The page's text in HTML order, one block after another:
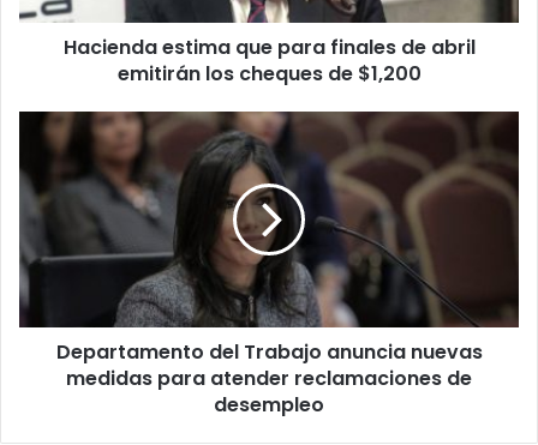
los
chequesHacienda estima que para finales de abril
emitirán los cheques de $1,200
Departamento
Trabajo
anuncia
medidas
para
atender
reclamaciones
desempleo
Departamento del Trabajo anuncia nuevas
medidas para atender reclamaciones de
desempleo